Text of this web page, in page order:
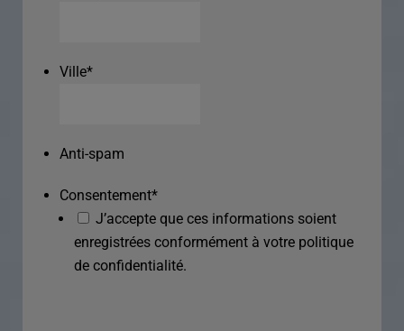
Ville*
Anti-spam
Consentement*
J’accepte que ces informations soient
enregistrées conformément à votre politique
de confidentialité.